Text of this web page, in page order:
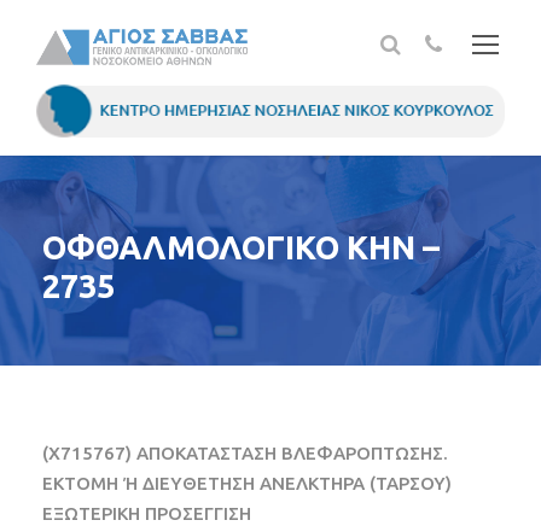
ΟΦΘΑΛΜΟΛΟΓΙΚΟ ΚΗΝ –
2735
(X715767) ΑΠΟΚΑΤΑΣΤΑΣΗ ΒΛΕΦΑΡΟΠΤΩΣΗΣ.
ΕΚΤΟΜΗ Ή ΔΙΕΥΘΕΤΗΣΗ ΑΝΕΛΚΤΗΡΑ (ΤΑΡΣΟΥ)
ΕΞΩΤΕΡΙΚΗ ΠΡΟΣΕΓΓΙΣΗ